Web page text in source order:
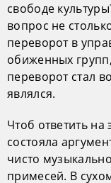
свободе
вопрос не
переворот в
обиженных
переворот стал
являлся.
Чтоб ответить
состояла
чисто
примесей. В